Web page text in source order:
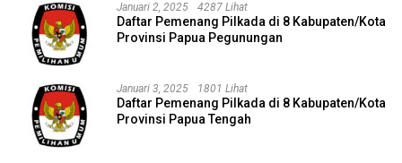
Januari 2, 2025 4287 Lihat
Daftar Pemenang Pilkada di 8 Kabupaten/Kota
Provinsi Papua Pegunungan
Januari 3, 2025 1801 Lihat
Daftar Pemenang Pilkada di 8 Kabupaten/Kota
Provinsi Papua Tengah